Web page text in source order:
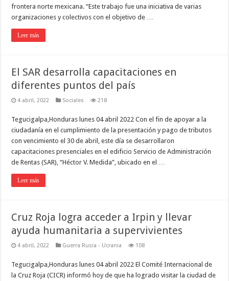
frontera norte mexicana. “Este trabajo fue una iniciativa de varias
organizaciones y colectivos con el objetivo de …
Leer más
El SAR desarrolla capacitaciones en
diferentes puntos del país
4 abril, 2022 Sociales 218
Tegucigalpa,Honduras lunes 04 abril 2022 Con el fin de apoyar a la
ciudadanía en el cumplimiento de la presentación y pago de tributos
con vencimiento el 30 de abril, este día se desarrollaron
capacitaciones presenciales en el edificio Servicio de Administración
de Rentas (SAR), “Héctor V. Medida”, ubicado en el …
Leer más
Cruz Roja logra acceder a Irpin y llevar
ayuda humanitaria a supervivientes
4 abril, 2022 Guerra Rusia - Ucrania 108
Tegucigalpa,Honduras lunes 04 abril 2022 El Comité Internacional de
la Cruz Roja (CICR) informó hoy de que ha logrado visitar la ciudad de